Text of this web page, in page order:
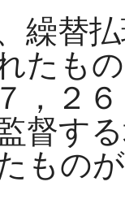
繰替
たも
，２
督す
もの